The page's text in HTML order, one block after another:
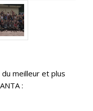
meilleur et plus
: